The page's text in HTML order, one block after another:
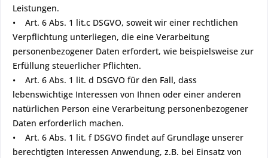
Leistungen.
• Art. 6 Abs. 1 lit.c DSGVO, soweit wir einer rechtlichen
Verpflichtung unterliegen, die eine Verarbeitung
personenbezogener Daten erfordert, wie beispielsweise zur
Erfüllung steuerlicher Pflichten.
• Art. 6 Abs. 1 lit. d DSGVO für den Fall, dass
lebenswichtige Interessen von Ihnen oder einer anderen
natürlichen Person eine Verarbeitung personenbezogener
Daten erforderlich machen.
• Art. 6 Abs. 1 lit. f DSGVO findet auf Grundlage unserer
berechtigten Interessen Anwendung, z.B. bei Einsatz von